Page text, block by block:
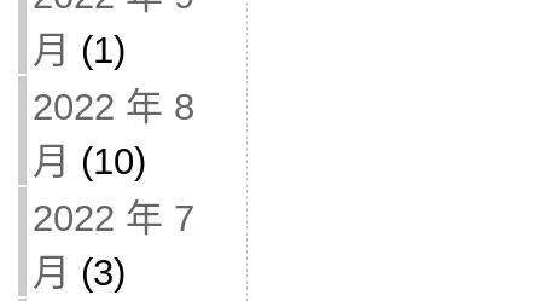
月 (1)
2022 年 8
月 (10)
2022 年 7
月 (3)